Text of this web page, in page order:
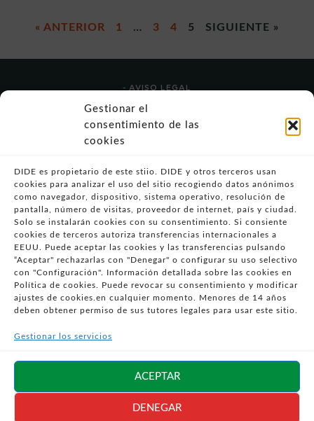
Gestionar el
consentimiento de las
cookies
DIDE es propietario de este stiio. DIDE y otros terceros usan
cookies para analizar el uso del sitio recogiendo datos anónimos
como navegador, dispositivo, sistema operativo, resolución de
pantalla, número de visitas, proveedor de internet, país y ciudad.
Solo se instalarán cookies con su consentimiento. Si consiente
cookies de terceros autoriza transferencias internacionales a
EEUU. Puede aceptar las cookies y las transferencias pulsando
“Aceptar" rechazarlas con "Denegar" o configurar su uso selectivo
con "Configuración". Información detallada sobre las cookies en
Política de cookies. Puede revocar su consentimiento y modificar
ajustes de cookies.en cualquier momento. Menores de 14 años
deben obtener permiso de sus tutores legales para usar este sitio.
Gestionar los servicios
ACEPTAR
DENEGAR
« ANTERIOR 1 … 3 4 5 SIGUIENTE »
- AVISO LEGAL
- POLÍTICA DE USO
- POLÍTICA DE PRIVACIDAD
- POLÍTICA DE COOKIES (UE)
VULNERABILIDADES
- CONDICIONES PARTICULARES DE COMPRA
- GUÍA DE COMPRA
- GUÍA DE PRIVACIDAD
- DESISTIMIENTO
- ATENCIÓN AL CLIENTE
- PRESENCIA EN MEDIOS
Síguenos en
redes sociales